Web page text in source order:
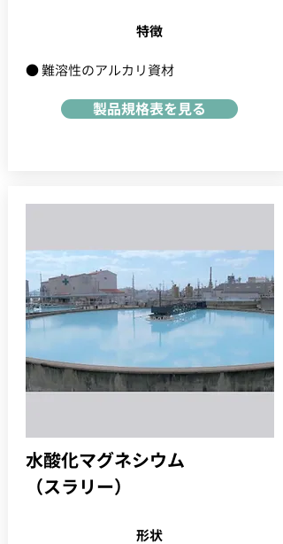
特徴
● 難溶性のアルカリ資材
製品規格表を見る
水酸化マグネシウム
（スラリー）
形状